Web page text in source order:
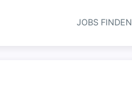
JOBS FINDEN